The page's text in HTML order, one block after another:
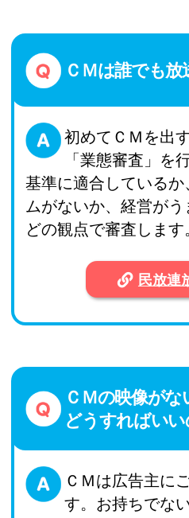
ＣＭは誰でも放
初めてＣＭを出
「業態審査」を​
基準に適合している
ムがないか、経営が
どの観点で審査します
民放連
ＣＭの映像がな
どうすればいい
ＣＭは広告主に
す。お持ちでな